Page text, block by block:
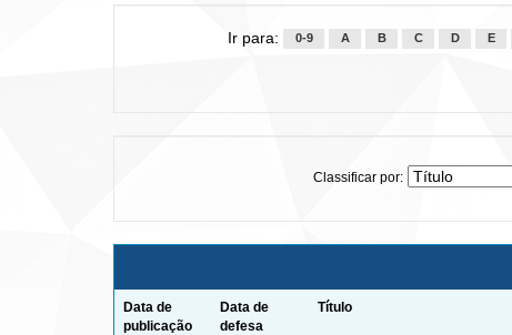
Ir para: 0-9 A B C D E
Classificar por:
Data de
publicação
Data de
defesa
Título